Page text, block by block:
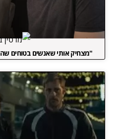
"מצחיק אותי שאנשים בטוחים שהם